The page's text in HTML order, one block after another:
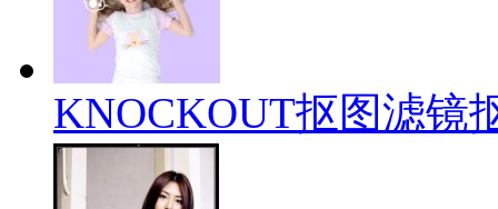
KNOCKOUT抠图滤镜